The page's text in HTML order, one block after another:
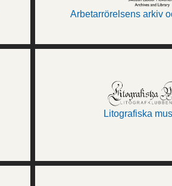
Arbetarrörelsens arkiv
Litografiska